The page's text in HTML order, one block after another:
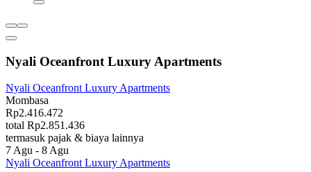
Nyali Oceanfront Luxury Apartments
Nyali Oceanfront Luxury Apartments
Mombasa
Rp2.416.472
total Rp2.851.436
termasuk pajak & biaya lainnya
7 Agu - 8 Agu
Nyali Oceanfront Luxury Apartments